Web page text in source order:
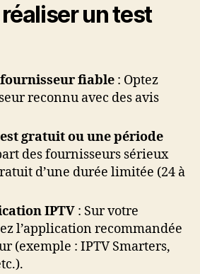
un test
fiable : Optez
reconnu avec des avis
gratuit ou une période
des fournisseurs sérieux
d’une durée limitée (24 à
IPTV : Sur votre
l’application recommandée
(exemple : IPTV Smarters,